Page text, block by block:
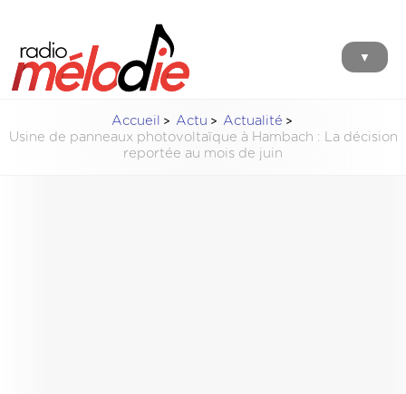
▼
Accueil Actu
Actualité
Usine de panneaux photovoltaïque à Hambach : La décision
reportée au mois de juin